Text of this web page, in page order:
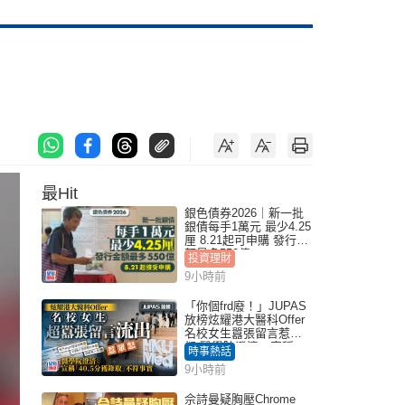
最Hit
銀色債券2026｜新一批
銀債每手1萬元 最少4.25
厘 8.21起可申購 發行金
額最多550億
投資理財
9小時前
「你個frd廢！」JUPAS
放榜炫耀港大醫科Offer
名校女生囂張留言惹眾
怒 醫學院澄清：宣稱
「40.5分獲錄取」不符事
實｜Juicy叮
時事熱話
9小時前
佘詩曼疑胸壓Chrome